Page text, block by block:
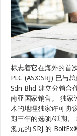
标志着它在海外的首
PLC (ASX:SRJ) 已与
Sdn Bhd 建立分销合
南亚国家销售。 独家
术的地理独家许可协
期三年的选项/延期。
澳元的 SRJ 的